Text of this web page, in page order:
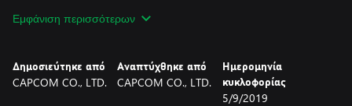
Εμφάνιση περισσότερων
Δημοσιεύτηκε από
CAPCOM CO., LTD.
Αναπτύχθηκε από
CAPCOM CO., LTD.
Ημερομηνία
κυκλοφορίας
5/9/2019